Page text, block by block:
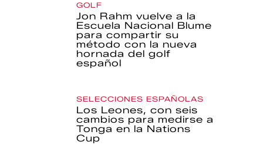
GOLF
Jon Rahm vuelve a la
Escuela Nacional Blume
para compartir su
método con la nueva
hornada del golf
español
SELECCIONES ESPAÑOLAS
Los Leones, con seis
cambios para medirse a
Tonga en la Nations
Cup